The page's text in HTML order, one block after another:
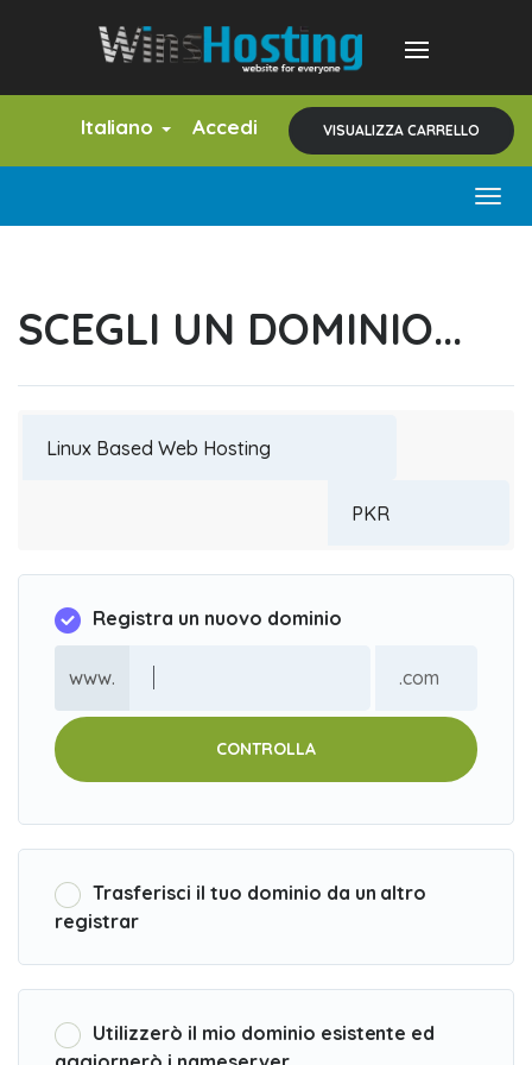
Italiano Accedi VISUALIZZA CARRELLO
SCEGLI UN DOMINIO...
Registra un nuovo dominio
www.
CONTROLLA
Trasferisci il tuo dominio da un altro
registrar
Utilizzerò il mio dominio esistente ed